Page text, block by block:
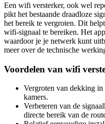
Een wifi versterker, ook wel
pikt het bestaande draadloze
het bereik te vergroten. Dit
wifi-signaal te bereiken. Het
waardoor je je netwerk kunt
meer over de technische
Voordelen van wifi
Vergroten van dekking in
kamers.
Verbeteren van de
directe bereik van de